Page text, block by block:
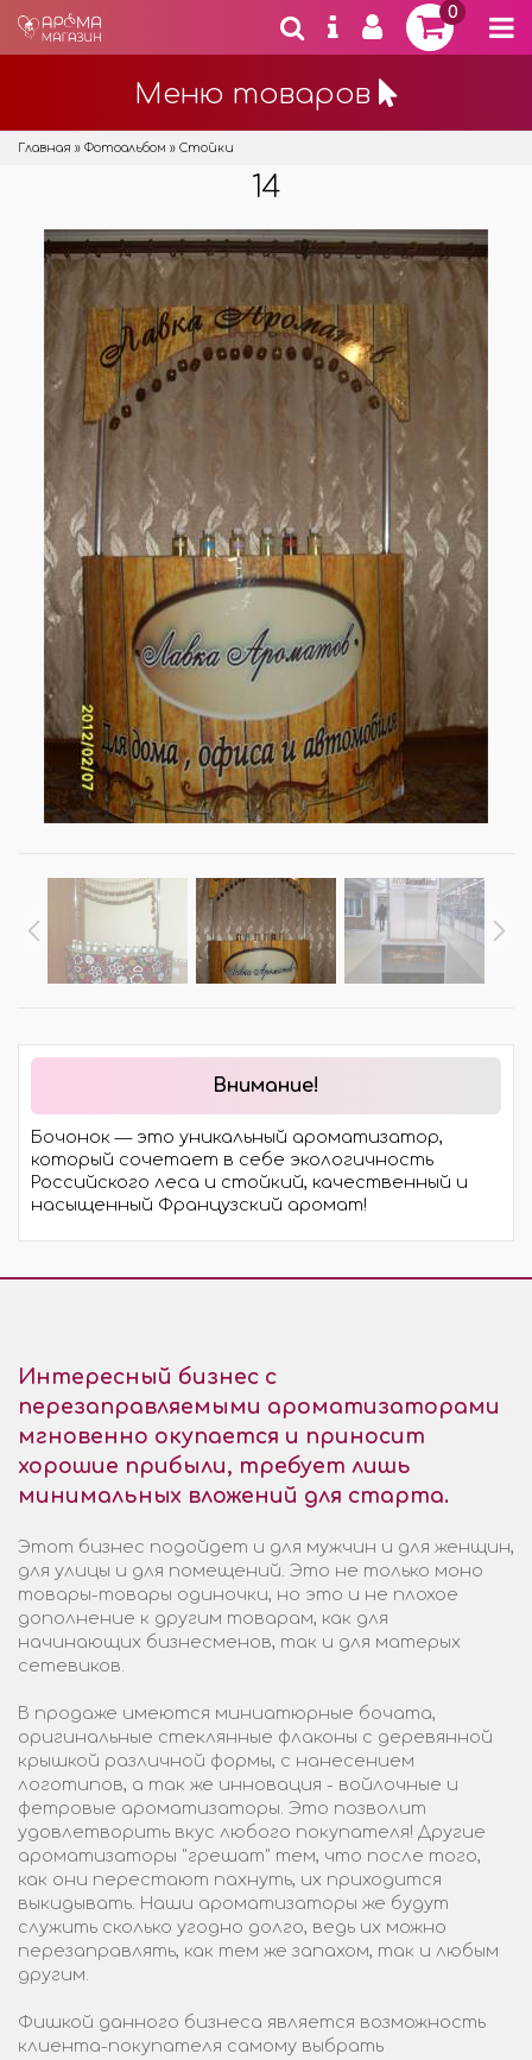
0
Меню товаров
Главная » Фотоальбом » Стойки
14
Внимание!
Бочонок — это уникальный ароматизатор,
который сочетает в себе экологичность
Российского леса и стойкий, качественный и
насыщенный Французский аромат!
Интересный бизнес с
перезаправляемыми ароматизаторами
мгновенно окупается и приносит
хорошие прибыли, требует лишь
минимальных вложений для старта.
Этот бизнес подойдет и для мужчин и для женщин,
для улицы и для помещений. Это не только моно
товары-товары одиночки, но это и не плохое
дополнение к другим товарам, как для
начинающих бизнесменов, так и для матерых
сетевиков.
В продаже имеются миниатюрные бочата,
оригинальные стеклянные флаконы с деревянной
крышкой различной формы, с нанесением
логотипов, а так же инновация - войлочные и
фетровые ароматизаторы. Это позволит
удовлетворить вкус любого покупателя! Другие
ароматизаторы "грешат" тем, что после того,
как они перестают пахнуть, их приходится
выкидывать. Наши ароматизаторы же будут
служить сколько угодно долго, ведь их можно
перезаправлять, как тем же запахом, так и любым
другим.
Фишкой данного бизнеса является возможность
клиента-покупателя самому выбрать